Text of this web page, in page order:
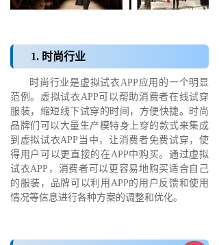
1. 时尚行业
时尚行业是虚拟试衣APP应用的一个明显
范例。虚拟试衣APP可以帮助消费者在线试穿
服装，缩短线下试穿的时间，方便快捷。时尚
品牌们可以大量生产模特身上穿的款式来集成
到虚拟试衣APP当中，让消费者免费试穿，使
得用户可以更直接的在APP中购买。通过虚拟
试衣APP，消费者可以更容易地购买适合自己
的服装，品牌可以利用APP的用户反馈和使用
情况等信息进行各种方案的调整和优化。